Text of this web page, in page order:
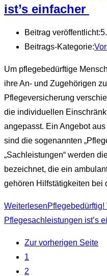
ist’s einfacher
Beitrag veröffentlicht:
Beitrags-Kategorie:
Um pflegebedürftige
ihre An- und Zugehörigen
Pflegeversicherung
die individuellen
angepasst. Ein Angebot
sind die sogenannten
„Sachleistungen“ werden
bezeichnet, die ein
gehören Hilfstätigkeiten bei
Weiterlesen
Pflegesachleistungen ist’s
Zur vorherigen Seite
1
2